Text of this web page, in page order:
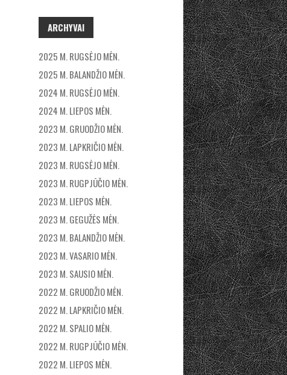
ARCHYVAI
2025 M. RUGSĖJO MĖN.
2025 M. BALANDŽIO MĖN.
2024 M. RUGSĖJO MĖN.
2024 M. LIEPOS MĖN.
2023 M. GRUODŽIO MĖN.
2023 M. LAPKRIČIO MĖN.
2023 M. RUGSĖJO MĖN.
2023 M. RUGPJŪČIO MĖN.
2023 M. LIEPOS MĖN.
2023 M. GEGUŽĖS MĖN.
2023 M. BALANDŽIO MĖN.
2023 M. VASARIO MĖN.
2023 M. SAUSIO MĖN.
2022 M. GRUODŽIO MĖN.
2022 M. LAPKRIČIO MĖN.
2022 M. SPALIO MĖN.
2022 M. RUGPJŪČIO MĖN.
2022 M. LIEPOS MĖN.